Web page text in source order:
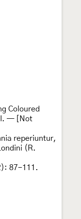
Coloured
I. — [Not
reperiuntur,
(R.
87-111.